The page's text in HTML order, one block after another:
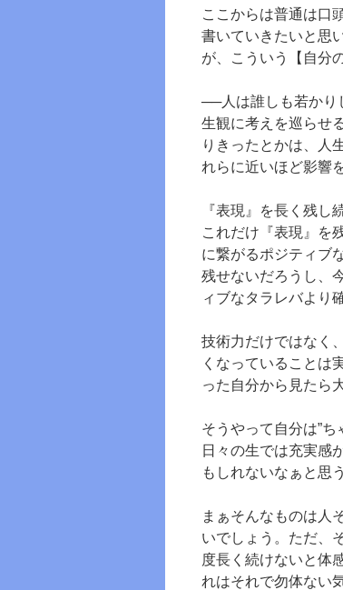
ここからは普通は口
書いていきたいと思
が、こういう【自分
──人は誰しも若かり
生観に考えを巡らせ
りきったとかは、人
れらに近いほど影響
『表現』を長く残
これだけ『表現』を
に繋がるポジティブ
残せないだろうし、
ィブなタラレバより
技術力だけではなく
くなっていることは
った自分から見たら
そうやって自分は”
日々の生では充実感
もしれないなぁと思
まぁそんなものは人
いでしょう。ただ、
度長く続けないと体
れはそれで勿体ない